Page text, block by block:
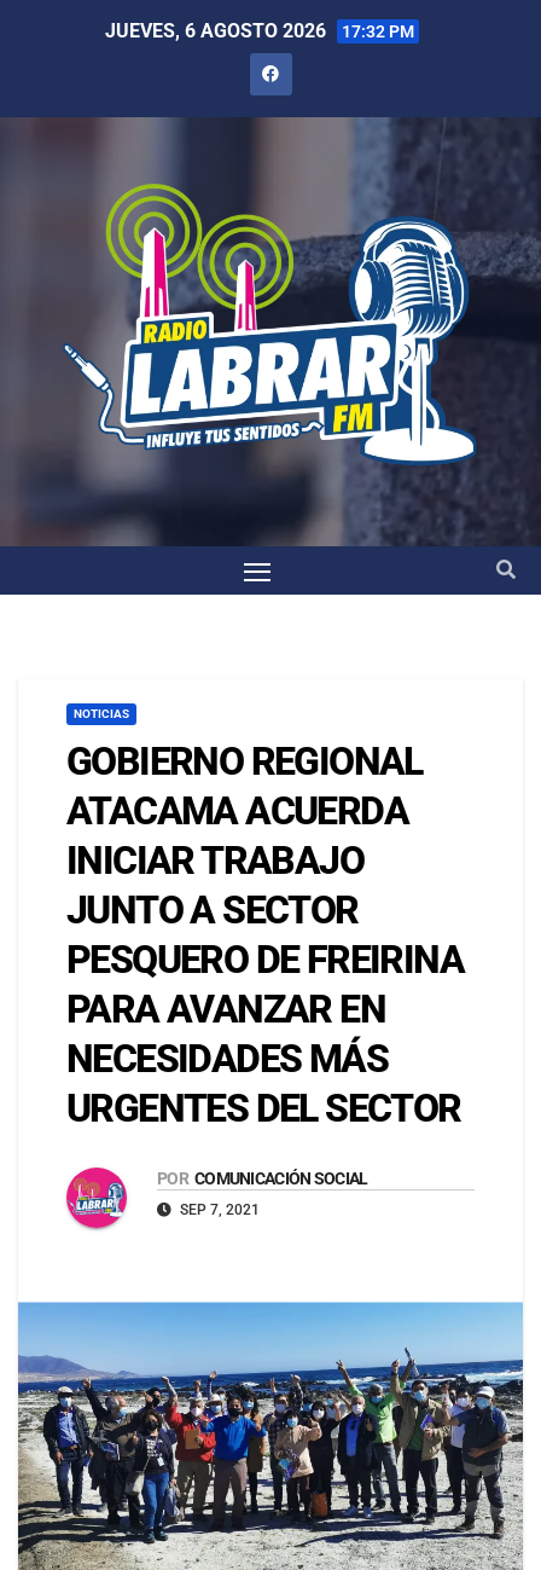
JUEVES, 6 AGOSTO 2026 17:32 PM
NOTICIAS
GOBIERNO REGIONAL
ATACAMA ACUERDA
INICIAR TRABAJO
JUNTO A SECTOR
PESQUERO DE FREIRINA
PARA AVANZAR EN
NECESIDADES MÁS
URGENTES DEL SECTOR
POR COMUNICACIÓN SOCIAL
SEP 7, 2021